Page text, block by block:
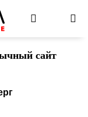
сайт